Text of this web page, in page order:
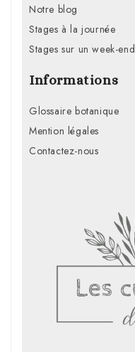
Notre blog
Stages à la journée
Stages sur un week-end
Informations
Glossaire botanique
Mention légales
Contactez-nous